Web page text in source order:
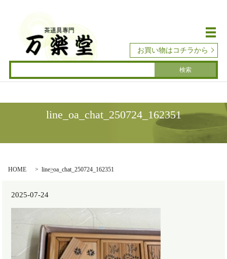
メ
お買い物はコチラから
line_oa_chat_250724_162351
HOME line_oa_chat_250724_162351
2025-07-24